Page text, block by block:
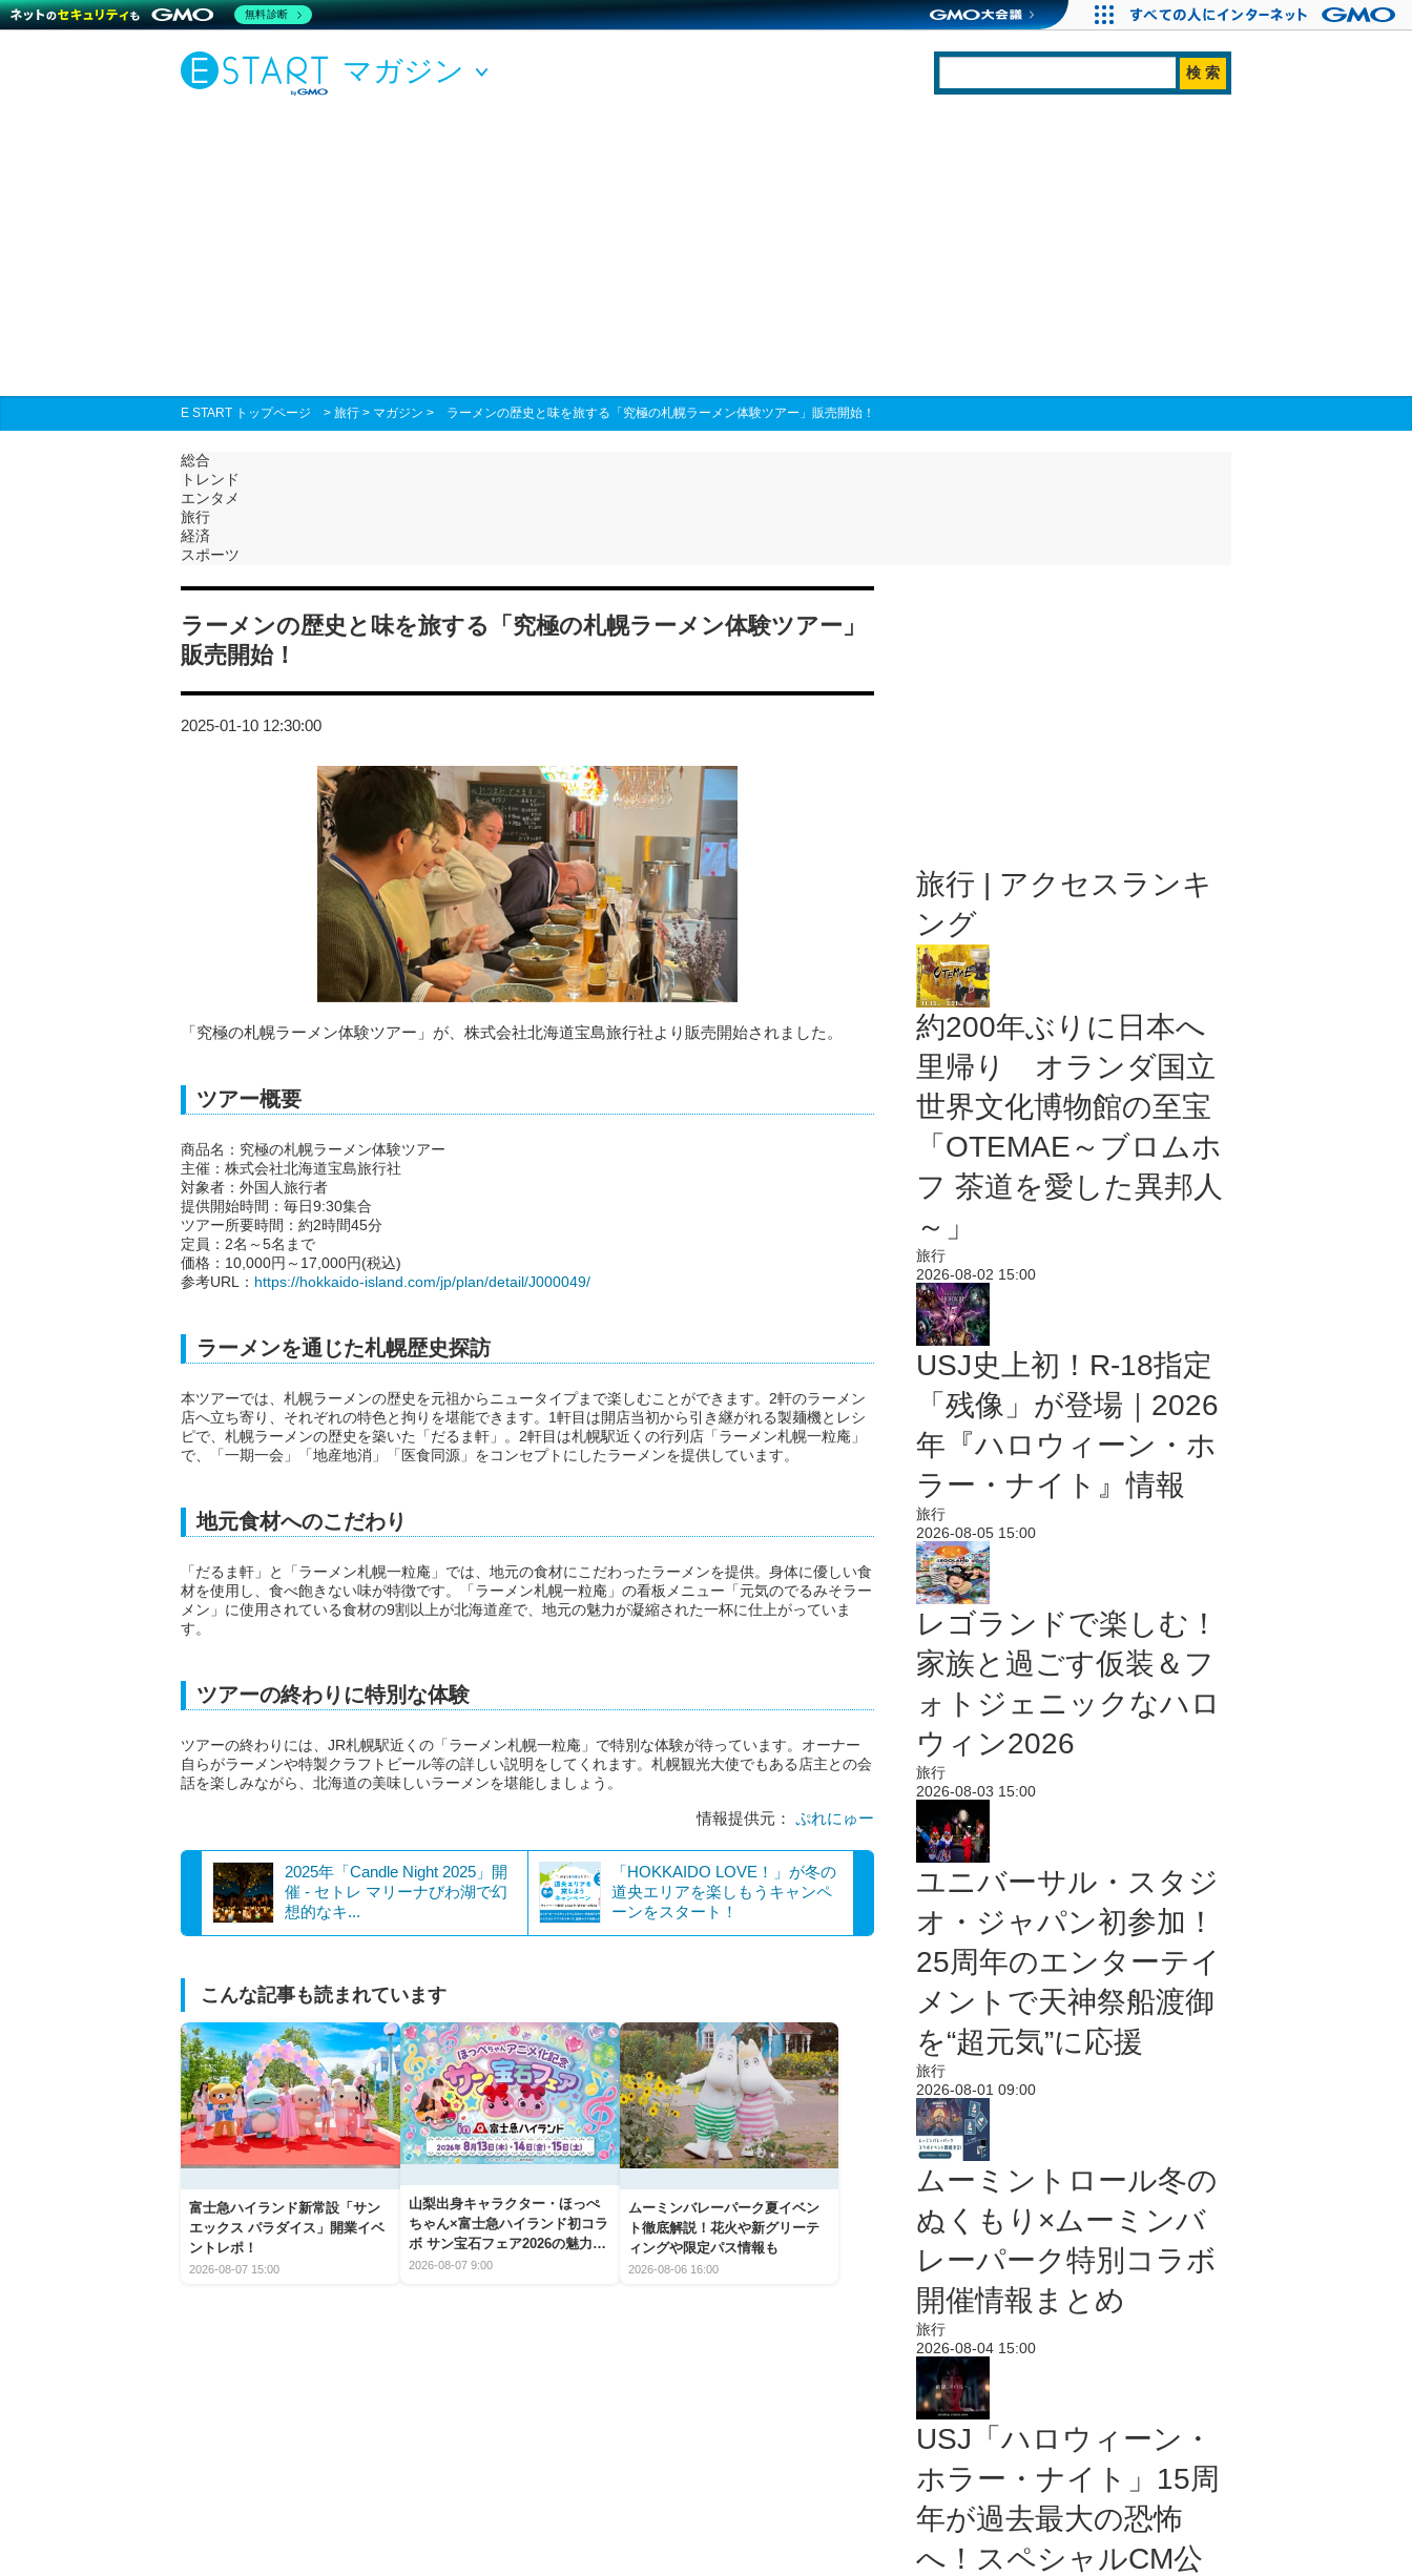
マガジン
E START トップページ > 旅行 > マガジン > ラーメンの歴史と味を旅する「究極の札幌ラーメン体験ツアー」販売開始！
総合
トレンド
エンタメ
旅行
経済
スポーツ
ラーメンの歴史と味を旅する「究極の札幌ラーメン体験ツアー」
販売開始！
2025-01-10 12:30:00
「究極の札幌ラーメン体験ツアー」が、株式会社北海道宝島旅行社より販売開始されました。
ツアー概要
商品名：究極の札幌ラーメン体験ツアー
主催：株式会社北海道宝島旅行社
対象者：外国人旅行者
提供開始時間：毎日9:30集合
ツアー所要時間：約2時間45分
定員：2名～5名まで
価格：10,000円～17,000円(税込)
参考URL： https://hokkaido-island.com/jp/plan/detail/J000049/
ラーメンを通じた札幌歴史探訪
本ツアーでは、札幌ラーメンの歴史を元祖からニュータイプまで楽しむことができます。2軒のラーメン
店へ立ち寄り、それぞれの特色と拘りを堪能できます。1軒目は開店当初から引き継がれる製麺機とレシ
ピで、札幌ラーメンの歴史を築いた「だるま軒」。2軒目は札幌駅近くの行列店「ラーメン札幌一粒庵」
で、「一期一会」「地産地消」「医食同源」をコンセプトにしたラーメンを提供しています。
地元食材へのこだわり
「だるま軒」と「ラーメン札幌一粒庵」では、地元の食材にこだわったラーメンを提供。身体に優しい食
材を使用し、食べ飽きない味が特徴です。「ラーメン札幌一粒庵」の看板メニュー「元気のでるみそラー
メン」に使用されている食材の9割以上が北海道産で、地元の魅力が凝縮された一杯に仕上がっていま
す。
ツアーの終わりに特別な体験
ツアーの終わりには、JR札幌駅近くの「ラーメン札幌一粒庵」で特別な体験が待っています。オーナー
自らがラーメンや特製クラフトビール等の詳しい説明をしてくれます。札幌観光大使でもある店主との会
話を楽しみながら、北海道の美味しいラーメンを堪能しましょう。
情報提供元： ぷれにゅー
2025年「Candle Night 2025」開
催 - セトレ マリーナびわ湖で幻
想的なキ...
「HOKKAIDO LOVE！」が冬の
道央エリアを楽しもうキャンペ
ーンをスタート！
こんな記事も読まれています
富士急ハイランド新常設「サン
エックス パラダイス」開業イベ
ントレポ！
2026-08-07 15:00
山梨出身キャラクター・ほっぺ
ちゃん×富士急ハイランド初コラ
ボ サン宝石フェア2026の魅力と
楽しみ方
2026-08-07 9:00
ムーミンバレーパーク夏イベン
ト徹底解説！花火や新グリーテ
ィングや限定パス情報も
2026-08-06 16:00
旅行 | アクセスランキ
ング
約200年ぶりに日本へ
里帰り オランダ国立
世界文化博物館の至宝
「OTEMAE～ブロムホ
フ 茶道を愛した異邦人
～」
旅行
2026-08-02 15:00
USJ史上初！R-18指定
「残像」が登場｜2026
年『ハロウィーン・ホ
ラー・ナイト』情報
旅行
2026-08-05 15:00
レゴランドで楽しむ！
家族と過ごす仮装＆フ
ォトジェニックなハロ
ウィン2026
旅行
2026-08-03 15:00
ユニバーサル・スタジ
オ・ジャパン初参加！
25周年のエンターテイ
メントで天神祭船渡御
を“超元気”に応援
旅行
2026-08-01 09:00
ムーミントロール冬の
ぬくもり×ムーミンバ
レーパーク特別コラボ
開催情報まとめ
旅行
2026-08-04 15:00
USJ「ハロウィーン・
ホラー・ナイト」15周
年が過去最大の恐怖
へ！スペシャルCM公
無料診断